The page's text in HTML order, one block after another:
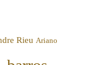
Rieu Ariano